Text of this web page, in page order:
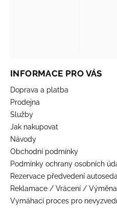
INFORMACE PRO VÁS
Doprava a platba
Prodejna
Služby
Jak nakupovat
Návody
Obchodní podmínky
Podmínky ochrany osobních
Rezervace předvedení
Reklamace / Vrácení /
Vymáhací proces pro